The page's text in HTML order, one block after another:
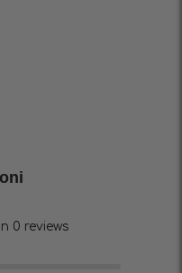
0 reviews